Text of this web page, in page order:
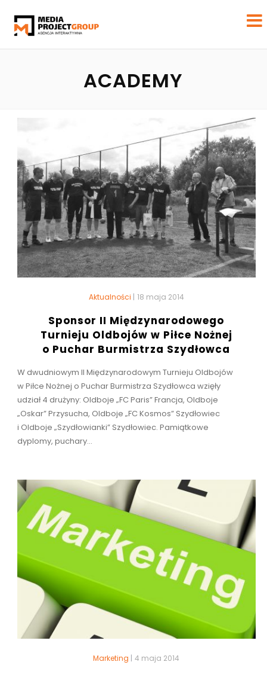
ACADEMY
Aktualności | 18 maja 2014
Sponsor II Międzynarodowego
Turnieju Oldbojów w Piłce Nożnej
o Puchar Burmistrza Szydłowca
W dwudniowym II Międzynarodowym Turnieju Oldbojów
w Piłce Nożnej o Puchar Burmistrza Szydłowca wzięły
udział 4 drużyny: Oldboje „FC Paris” Francja, Oldboje
„Oskar” Przysucha, Oldboje „FC Kosmos” Szydłowiec
i Oldboje „Szydłowianki” Szydłowiec. Pamiątkowe
dyplomy, puchary...
Marketing | 4 maja 2014